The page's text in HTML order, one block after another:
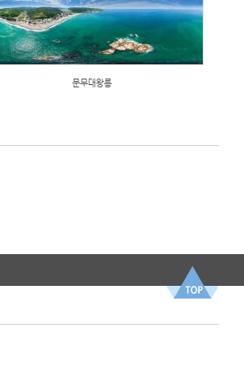
문무대왕릉